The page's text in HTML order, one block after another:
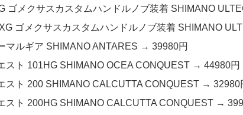
ゴメクサスカスタムハンドルノブ装着 SHIMANO
ゴメクサスカスタムハンドルノブ装着 SHIMANO
マルギア SHIMANO ANTARES → 39980円
スト 101HG SHIMANO OCEA CONQUEST → 44980円
スト 200 SHIMANO CALCUTTA CONQUEST → 32980
スト 200HG SHIMANO CALCUTTA CONQUEST →